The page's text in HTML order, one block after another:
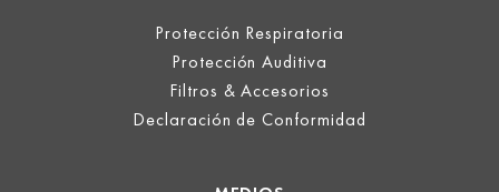
Protección Respiratoria
Protección Auditiva
Filtros & Accesorios
Declaración de Conformidad